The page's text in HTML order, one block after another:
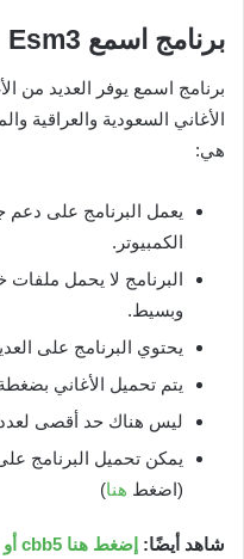
برنامج اسمع Esm3
برنامج اسمع يوفر العديد من
الأغاني السعودية والعراقية
هي:
يعمل البرنامج على دعم
الكمبيوتر.
البرنامج لا يحمل ملفات
وبسيط.
يحتوي البرنامج على
يتم تحميل الأغاني
ليس هناك حد أقصى لعدد
يمكن تحميل البرنامج
(اضغط هنا)
شاهد أيضًا: